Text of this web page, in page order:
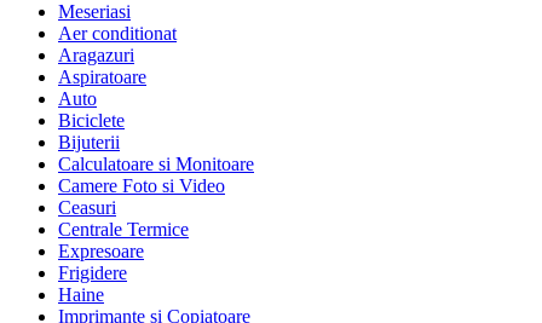
Meseriasi
Aer conditionat
Aragazuri
Aspiratoare
Auto
Biciclete
Bijuterii
Calculatoare si Monitoare
Camere Foto si Video
Ceasuri
Centrale Termice
Expresoare
Frigidere
Haine
Imprimante si Copiatoare